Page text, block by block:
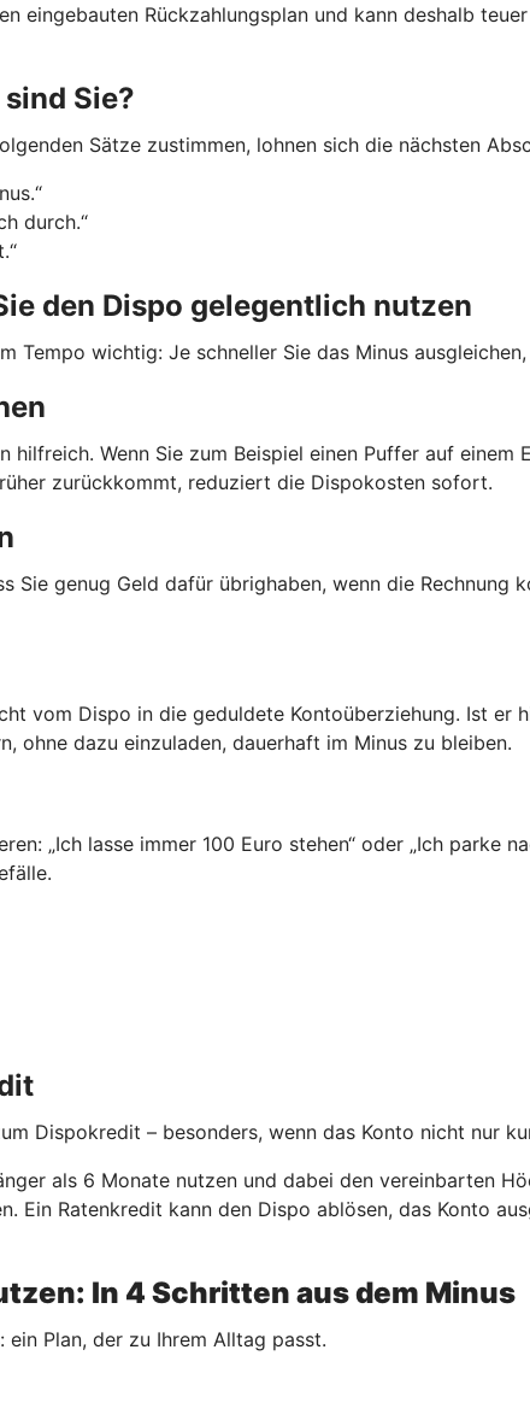
eingebauten Rückzahlungsplan und kann deshalb
Sie?
Sätze zustimmen, lohnen sich die nächsten
durch.“
den Dispo gelegentlich nutzen
Tempo wichtig: Je schneller Sie das Minus
Wenn Sie zum Beispiel einen Puffer auf
zurückkommt, reduziert die Dispokosten sofort.
Sie genug Geld dafür übrighaben, wenn die
vom Dispo in die geduldete Kontoüberziehung. Ist er
ohne dazu einzuladen, dauerhaft im Minus zu bleiben.
„Ich lasse immer 100 Euro stehen“ oder „Ich parke
Dispokredit – besonders, wenn das Konto nicht nur
als 6 Monate nutzen und dabei den vereinbarten
Ein Ratenkredit kann den Dispo ablösen, das Konto
In 4 Schritten aus dem Minus
Plan, der zu Ihrem Alltag passt.